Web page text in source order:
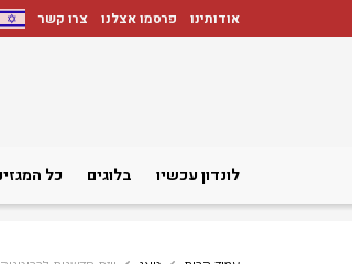
אודותינו פרסמו אצלנו צרו קשר
לונדון עכשיו בלוגים כל